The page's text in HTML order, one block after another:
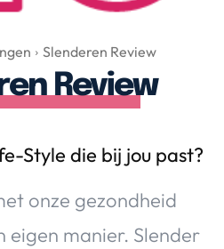
Valerie
Top 5
CHOICE
Beauty Gadgets
Huis & Tuin
Slenderen Review
Review
Style die bij jou past?
onze gezondheid
eigen manier. Slender